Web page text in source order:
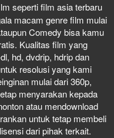
seperti film asia terbaru
macam genre film mulai
Comedy bisa kamu
Kualitas film yang
hd, dvdrip, hdrip dan
resolusi yang kami
mulai dari 360p,
menyarakan kepada
atau mendownload
untuk tetap membeli
dari pihak terkait.